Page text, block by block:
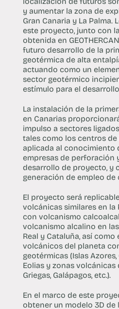
y aumentar la zona de
Gran Canaria y La Palma.
este proyecto, junto con
obtenida en
futuro desarrollo de la
geotérmica de alta
actuando como un
sector geotérmico
estímulo para el
La instalación de la
en Canarias
impulso a sectores
tales como los centros
aplicada al conocimiento
empresas de perforación
desarrollo de proyecto, y
generación de empleo de
El proyecto será
volcánicas similares en la
con volcanismo
volcanismo alcalino en
Real y Cataluña, así
volcánicos del planeta
geotérmicas (Islas Azores,
Eolias y zonas volcánicas
Griegas, Galápagos, etc.).
En el marco de este
obtener un modelo 3D de